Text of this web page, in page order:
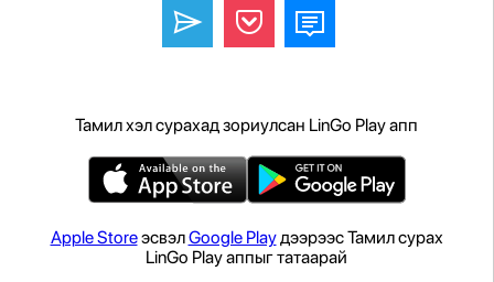
Тамил хэл сурахад зориулсан LinGo Play апп
Apple StoreэсвэлGoogle Playдээрээс Тамил сурах
LinGo Play аппыг татаарай